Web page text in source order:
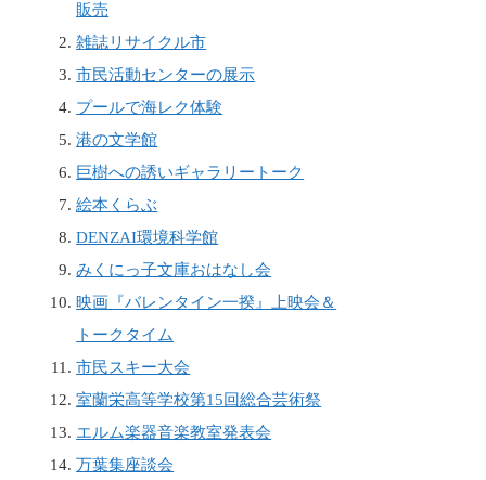
販売
雑誌リサイクル市
市民活動センターの展示
プールで海レク体験
港の文学館
巨樹への誘いギャラリートーク
絵本くらぶ
DENZAI環境科学館
みくにっ子文庫おはなし会
映画『バレンタイン一揆』上映会＆
トークタイム
市民スキー大会
室蘭栄高等学校第15回総合芸術祭
エルム楽器音楽教室発表会
万葉集座談会